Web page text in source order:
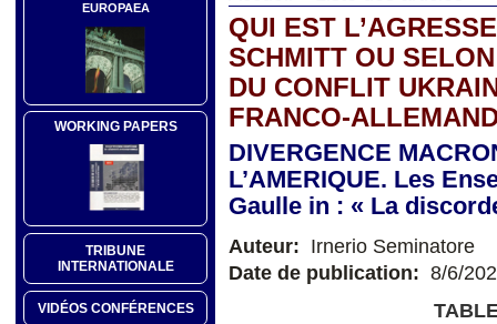
EUROPAEA
WORKING PAPERS
TRIBUNE
INTERNATIONALE
VIDÉOS CONFÉRENCES
QUI EST
SCHMITT OU
DU CONFLIT
FRANCO-
DIVERGENCE
L’AMERIQUE. Les
Gaulle in : « La
Auteur: Irnerio Seminatore
Date de publication: 8/6/